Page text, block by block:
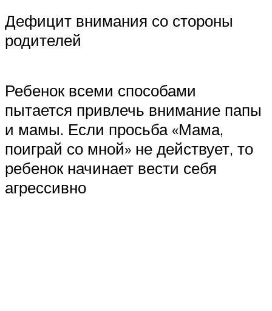
Дефицит внимания со стороны
родителей
Ребенок всеми способами
пытается привлечь внимание папы
и мамы. Если просьба «Мама,
поиграй со мной» не действует, то
ребенок начинает вести себя
агрессивно